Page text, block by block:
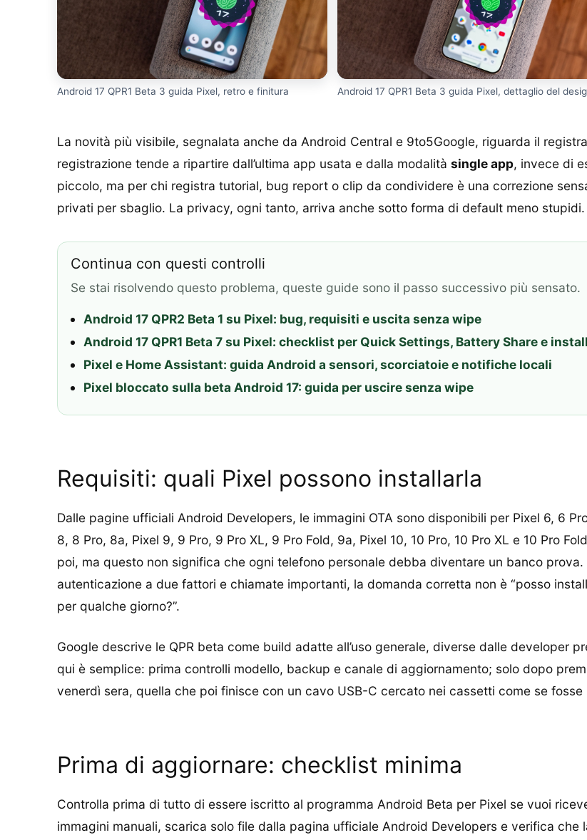
Android 17 QPR1 Beta 3 guida Pixel, retro e finitura Android 17 QPR1 Beta 3 guida Pixel, dettaglio del
La novità più visibile, segnalata anche da Android Central e 9to5Google, riguarda il
registrazione tende a ripartire dall’ultima app usata e dalla modalità single app, invece di
piccolo, ma per chi registra tutorial, bug report o clip da condividere è una correzione
privati per sbaglio. La privacy, ogni tanto, arriva anche sotto forma di default meno
Continua con questi controlli
Se stai risolvendo questo problema, queste guide sono il passo successivo più sensato.
Android 17 QPR2 Beta 1 su Pixel: bug, requisiti e uscita senza wipe
Android 17 QPR1 Beta 7 su Pixel: checklist per Quick Settings, Battery Share e
Pixel e Home Assistant: guida Android a sensori, scorciatoie e notifiche locali
Pixel bloccato sulla beta Android 17: guida per uscire senza wipe
Requisiti: quali Pixel possono installarla
Dalle pagine ufficiali Android Developers, le immagini OTA sono disponibili per Pixel 6, 6
8, 8 Pro, 8a, Pixel 9, 9 Pro, 9 Pro XL, 9 Pro Fold, 9a, Pixel 10, 10 Pro, 10 Pro XL e 10 Pro
poi, ma questo non significa che ogni telefono personale debba diventare un banco
autenticazione a due fattori e chiamate importanti, la domanda corretta non è “posso
per qualche giorno?”.
Google descrive le QPR beta come build adatte all’uso generale, diverse dalle developer
qui è semplice: prima controlli modello, backup e canale di aggiornamento; solo dopo
venerdì sera, quella che poi finisce con un cavo USB-C cercato nei cassetti come se
Prima di aggiornare: checklist minima
Controlla prima di tutto di essere iscritto al programma Android Beta per Pixel se vuoi
immagini manuali, scarica solo file dalla pagina ufficiale Android Developers e verifica che